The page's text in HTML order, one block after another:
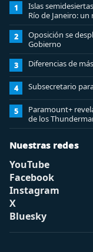
1
Islas
Río de Janeiro:
2
Oposición se
Gobierno
3 Diferencias de
4 Subsecretario
5
Paramount+
de los
Nuestras redes
YouTube
Facebook
Instagram
X
Bluesky